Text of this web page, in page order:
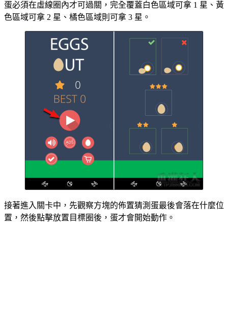
蛋必須在虛線圈內才可過關，完全覆蓋白色區域可拿 1 星、黃
色區域可拿 2 星、橘色區域則可拿 3 星。
接著進入關卡中，先觀察方塊的佈置猜測蛋最後會落在什麼位
置，然後點擊放置目標圈後，蛋才會開始動作。